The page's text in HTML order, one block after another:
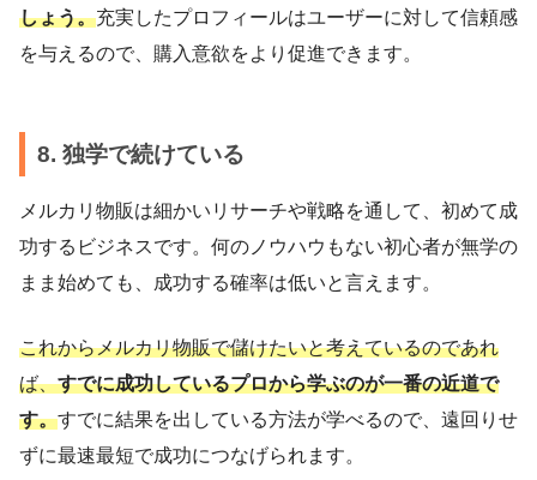
しょう。充実したプロフィールはユーザーに対して信頼感
を与えるので、購入意欲をより促進できます。
8. 独学で続けている
メルカリ物販は細かいリサーチや戦略を通して、初めて成
功するビジネスです。何のノウハウもない初心者が無学の
まま始めても、成功する確率は低いと言えます。
これからメルカリ物販で儲けたいと考えているのであれ
ば、すでに成功しているプロから学ぶのが一番の近道で
す。すでに結果を出している方法が学べるので、遠回りせ
ずに最速最短で成功につなげられます。